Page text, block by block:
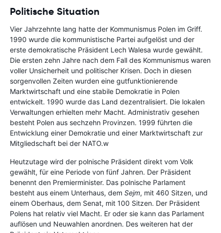
Politische Situation
Vier Jahrzehnte lang hatte der Kommunismus Polen im Griff.
1990 wurde die kommunistische Partei aufgelöst und der
erste demokratische Präsident Lech Walesa wurde gewählt.
Die ersten zehn Jahre nach dem Fall des Kommunismus waren
voller Unsicherheit und politischer Krisen. Doch in diesen
sorgenvollen Zeiten wurden eine gutfunktionierende
Marktwirtschaft und eine stabile Demokratie in Polen
entwickelt. 1990 wurde das Land dezentralisiert. Die lokalen
Verwaltungen erhielten mehr Macht. Administrativ gesehen
besteht Polen aus sechzehn Provinzen. 1999 führten die
Entwicklung einer Demokratie und einer Marktwirtschaft zur
Mitgliedschaft bei der NATO.w
Heutzutage wird der polnische Präsident direkt vom Volk
gewählt, für eine Periode von fünf Jahren. Der Präsident
benennt den Premierminister. Das polnische Parlament
besteht aus einem Unterhaus, dem Sejm, mit 460 Sitzen, und
einem Oberhaus, dem Senat, mit 100 Sitzen. Der Präsident
Polens hat relativ viel Macht. Er oder sie kann das Parlament
auflösen und Neuwahlen anordnen. Des weiteren hat der